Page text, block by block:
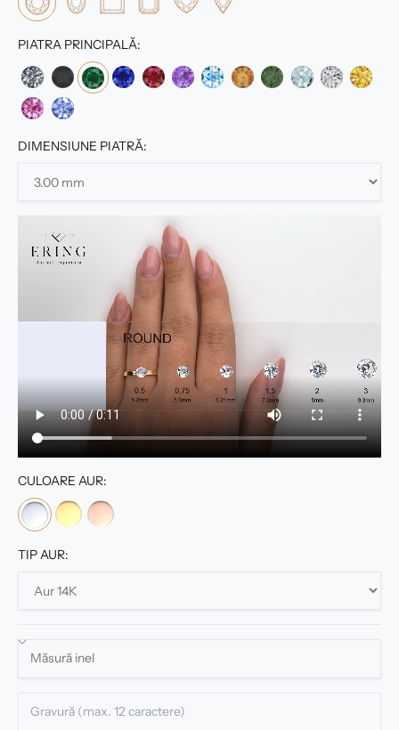
PIATRA PRINCIPALĂ:
DIMENSIUNE PIATRĂ:
CULOARE AUR:
TIP AUR: